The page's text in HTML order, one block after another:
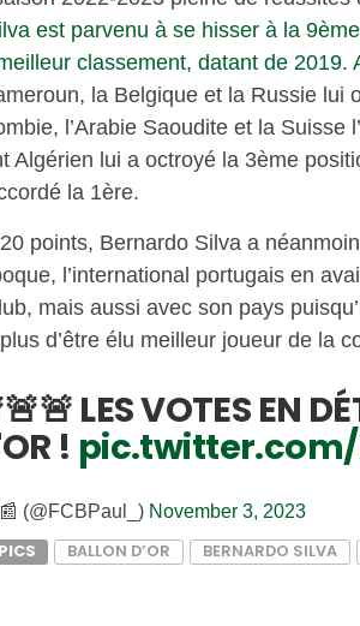
est parvenu à se hisser à la
classement, datant de 2019.
la Belgique et la Russie lui
l’Arabie Saoudite et la Suisse
Algérien lui a octroyé la 3ème
la 1ère.
points, Bernardo Silva a
l’international portugais en
mais aussi avec son pays
d’être élu meilleur joueur de la
LES VOTES EN
! pic.twitter.com/
(@FCBPaul_) November 3, 2023
BALLON D’OR BERNARDO SILVA